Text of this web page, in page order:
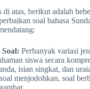
di atas, berikut adalah
soal bahasa
Perbanyak variasi
siswa secara
isian singkat, dan
menjodohkan, soal